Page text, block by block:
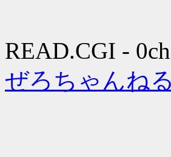
READ.CGI -
ぜろちゃんね